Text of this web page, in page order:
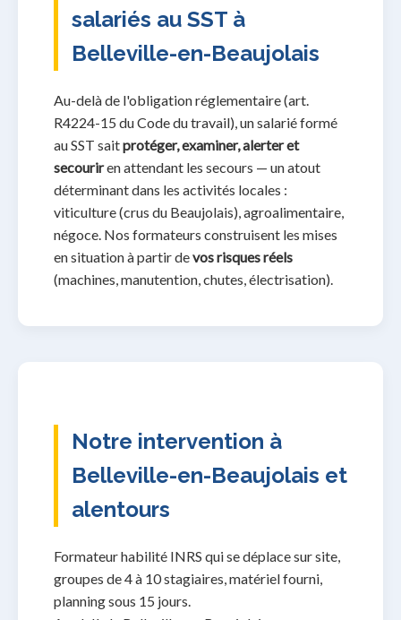
salariés au SST à
Belleville-en-Beaujolais
Au-delà de l'obligation réglementaire (art.
R4224-15 du Code du travail), un salarié formé
au SST saitprotéger, examiner, alerter et
secouriren attendant les secours — un atout
déterminant dans les activités locales :
viticulture (crus du Beaujolais), agroalimentaire,
négoce. Nos formateurs construisent les mises
en situation à partir devos risques réels
(machines, manutention, chutes, électrisation).
Notre intervention à
Belleville-en-Beaujolais et
alentours
Formateur habilité INRS qui se déplace sur site,
groupes de 4 à 10 stagiaires, matériel fourni,
planning sous 15 jours.